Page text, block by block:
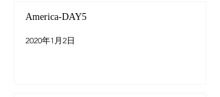
America-DAY5
2020年1月2日